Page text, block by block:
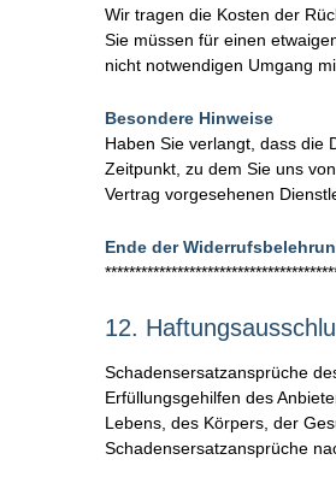
Wir tragen die Kosten der
Sie müssen für einen
nicht notwendigen Umgang
Besondere Hinweise
Haben Sie verlangt, dass die
Zeitpunkt, zu dem Sie uns
Vertrag vorgesehenen
Ende der
12.
Schadensersatzansprüche
Erfüllungsgehilfen des
Lebens, des Körpers, der
Schadensersatzansprüche